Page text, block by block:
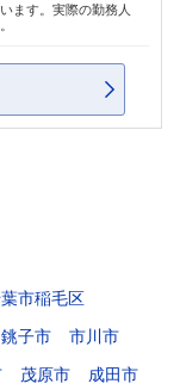
ます。実際の勤務人
市稲毛区
銚子市
市川市
茂原市
成田市